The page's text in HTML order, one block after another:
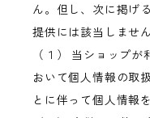
ん。但し、次に掲げ
提供には該当しません
（１） 当ショップ
おいて個人情報の取
とに伴って個人情報